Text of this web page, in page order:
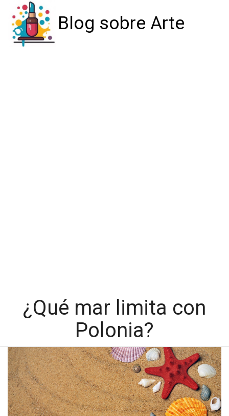
Blog sobre Arte
¿Qué mar limita con
Polonia?